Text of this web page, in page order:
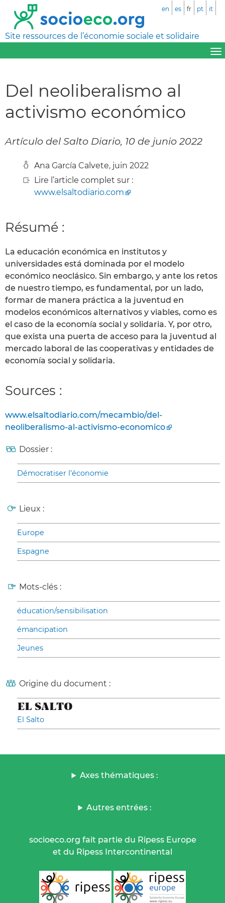
Site ressources de l’économie sociale et solidaire
en es fr pt it
Del neoliberalismo al
activismo económico
Artículo del Salto Diario, 10 de junio 2022
Ana García Calvete, juin 2022
Lire l’article complet sur :
www.elsaltodiario.com
Résumé :
La educación económica en institutos y
universidades está dominada por el modelo
económico neoclásico. Sin embargo, y ante los retos
de nuestro tiempo, es fundamental, por un lado,
formar de manera práctica a la juventud en
modelos económicos alternativos y viables, como es
el caso de la economía social y solidaria. Y, por otro,
que exista una puerta de acceso para la juventud al
mercado laboral de las cooperativas y entidades de
economía social y solidaria.
Sources :
www.elsaltodiario.com/mecambio/del-
neoliberalismo-al-activismo-economico
Dossier :
Démocratiser l’économie
Lieux :
Europe
Espagne
Mots-clés :
éducation/sensibilisation
émancipation
Jeunes
Origine du document :
El Salto
Axes thématiques :
Autres entrées :
socioeco.org fait partie du Ripess Europe
et du Ripess Intercontinental